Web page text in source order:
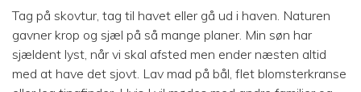
Tag på skovtur, tag til havet eller gå ud i haven. Naturen
gavner krop og sjæl på så mange planer. Min søn har
sjældent lyst, når vi skal afsted men ender næsten altid
med at have det sjovt. Lav mad på bål, flet blomsterkranse